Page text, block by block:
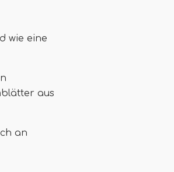
wie eine
aus
an